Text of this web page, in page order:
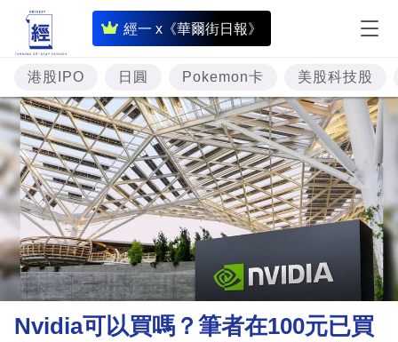
經一 x《華爾街日報》
即
時
財
經
專
題
投
資
樓
市
理
財
港股IPO 日圓 Pokemon卡 美股科技股
Nvidia可以買嗎？筆者在100元已買